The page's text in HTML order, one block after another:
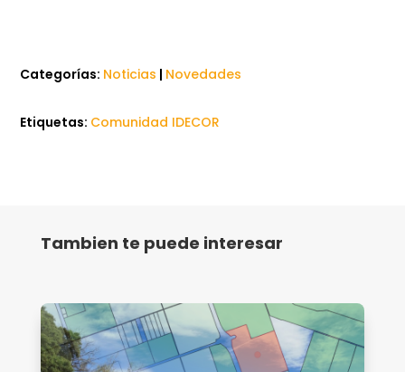
Categorías: Noticias | Novedades
Etiquetas: Comunidad IDECOR
Tambien te puede interesar